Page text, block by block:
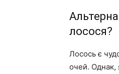
лосося?
Лосось є
очей. Однак,